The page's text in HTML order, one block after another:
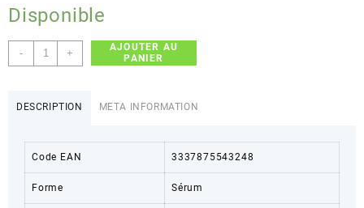
Disponible
-
quantité
de
Quotidien
et
Repulpant
+
AJOUTER AU
PANIER
DESCRIPTION META INFORMATION
Code EAN 3337875543248
Forme Sérum